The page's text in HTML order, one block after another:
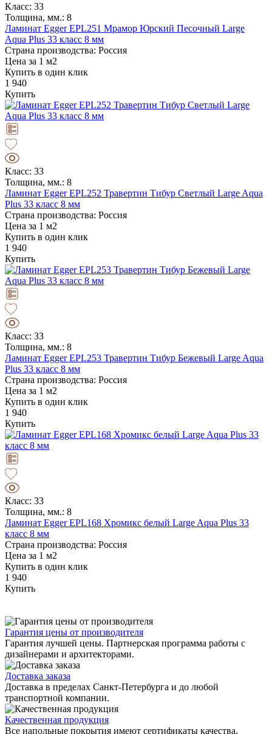
Класс: 33
Толщина, мм.: 8
Ламинат Egger EPL251 Мрамор Юрский Песочный Large
Aqua Plus 33 класс 8 мм
Страна производства: Россия
Цена за 1 м2
Купить в один клик
1 940
Купить
Класс: 33
Толщина, мм.: 8
Ламинат Egger EPL252 Травертин Тибур Светлый Large Aqua
Plus 33 класс 8 мм
Страна производства: Россия
Цена за 1 м2
Купить в один клик
1 940
Купить
Класс: 33
Толщина, мм.: 8
Ламинат Egger EPL253 Травертин Тибур Бежевый Large Aqua
Plus 33 класс 8 мм
Страна производства: Россия
Цена за 1 м2
Купить в один клик
1 940
Купить
Класс: 33
Толщина, мм.: 8
Ламинат Egger EPL168 Хромикс белый Large Aqua Plus 33
класс 8 мм
Страна производства: Россия
Цена за 1 м2
Купить в один клик
1 940
Купить
Гарантия цены от производителя
Гарантия лучшей цены. Партнерская программа работы с
дизайнерами и архитекторами.
Доставка заказа
Доставка в пределах Санкт-Петербурга и до любой
транспортной компании.
Качественная продукция
Все напольные покрытия имеют сертификаты качества.